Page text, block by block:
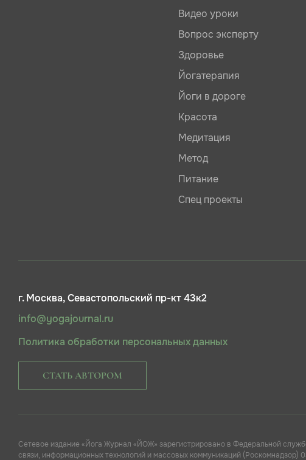
Видео уроки
Вопрос эксперту
Здоровье
Йогатерапия
Йоги в дороге
Красота
Медитация
Метод
Питание
Спец проекты
г. Москва, Севастопольский пр-кт 43к2
info@yogajournal.ru
Политика обработки персональных данных
СТАТЬ АВТОРОМ
Сетевое издание «Йога Журнал «ЙОЖ» зарегистрировано в Федеральной
связи, информационных технологий и массовых коммуникаций (Роскомнадзор)